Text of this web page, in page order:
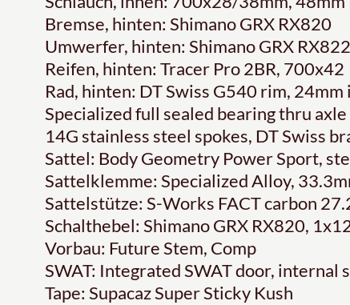
Bremse, hinten: Shimano GRX RX820
Umwerfer, hinten: Shimano GRX
Reifen, hinten: Tracer Pro 2BR, 700x42
Rad, hinten: DT Swiss G540 rim,
Specialized full sealed bearing thru
14G stainless steel spokes, DT Swiss
Sattel: Body Geometry Power Sport,
Sattelklemme: Specialized Alloy,
Sattelstütze: S-Works FACT carbon
Schalthebel: Shimano GRX RX820,
Vorbau: Future Stem, Comp
SWAT: Integrated SWAT door, internal
Tape: Supacaz Super Sticky Kush